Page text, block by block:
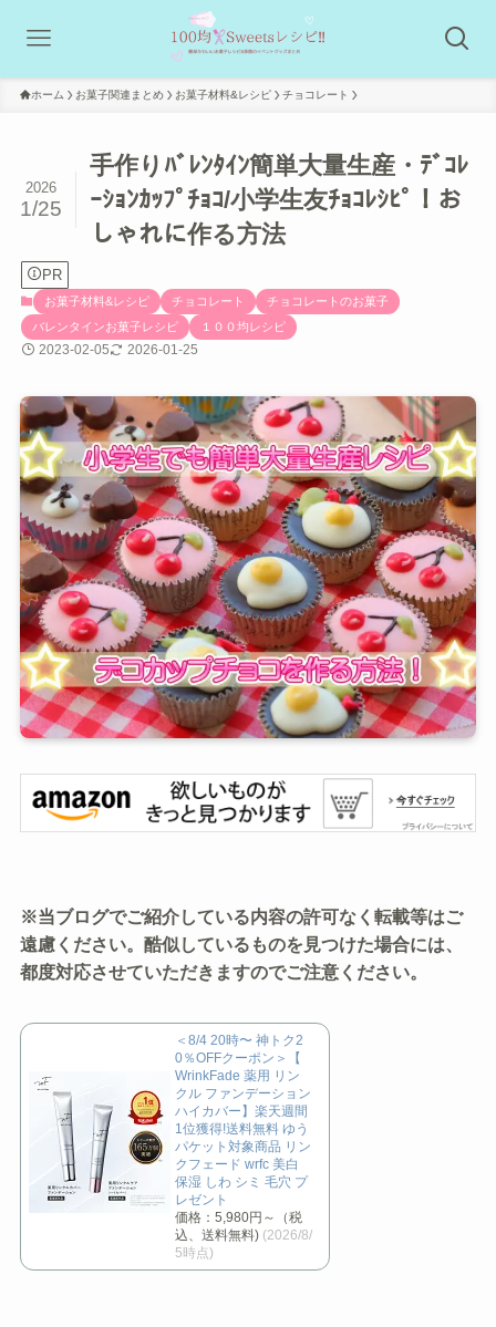
ホーム お菓子関連まとめ お菓子材料&レシピ チョコレート
手作りﾊﾞﾚﾝﾀｲﾝ簡単大量生産・ﾃﾞｺﾚ
ｰｼｮﾝｶｯﾌﾟﾁｮｺ/小学生友ﾁｮｺﾚｼﾋﾟ！お
しゃれに作る方法
2026
1/25
PR
お菓子材料&レシピ チョコレート
チョコレートのお菓子
バレンタインお菓子レシピ
１００均レシピ
2023-02-05 2026-01-25
※当ブログでご紹介している内容の許可なく転載等はご
遠慮ください。酷似しているものを見つけた場合には、
都度対応させていただきますのでご注意ください。
＜8/4 20時〜 神トク2
0％OFFクーポン＞【
WrinkFade 薬用 リン
クル ファンデーション
ハイカバー】楽天週間
1位獲得!送料無料 ゆう
パケット対象商品 リン
クフェード wrfc 美白
保湿 しわ シミ 毛穴 プ
レゼント
価格：5,980円～（税
込、送料無料) (2026/8/
5時点)